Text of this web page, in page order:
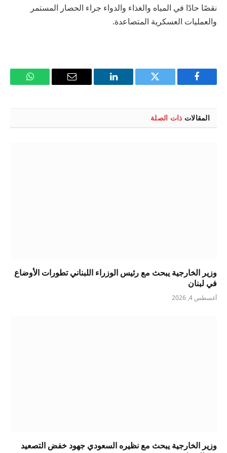
نقصًا حادًا في المياه والغذاء والدواء جراء الحصار المستمر
والعمليات العسكرية المتصاعدة.
فيسبوك تويتر لينكدإن
البريد
واتساب
المقالات ذات الصلة
وزير الخارجية يبحث مع رئيس الوزراء اللبناني تطورات الأوضاع
في لبنان
أغسطس 4, 2026
وزير الخارجية يبحث مع نظيره السعودي جهود خفض التصعيد